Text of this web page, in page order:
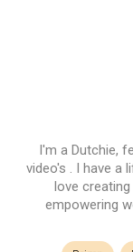
I'm a Dutchie,
video's . I have a
love
empowering